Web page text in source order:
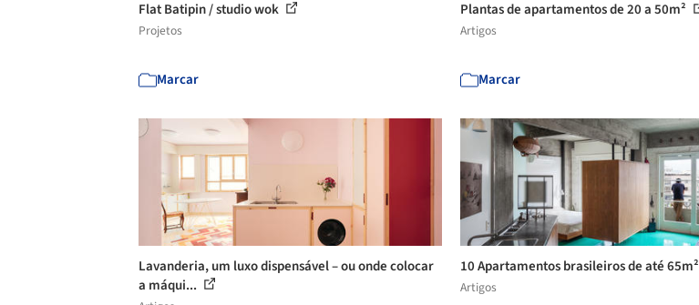
Flat Batipin / studio wok
Projetos
Marcar
Plantas de apartamentos de 20 a 50m²
Artigos
Marcar
Lavanderia, um luxo dispensável – ou onde colocar
a máqui...
10 Apartamentos brasileiros de até 65m²
Artigos